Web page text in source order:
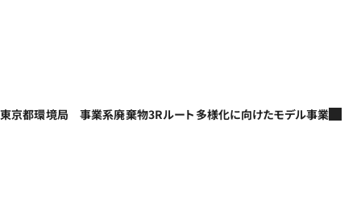
東京都環境局 事業系廃棄物3Rルート多様化に向けたモデル事業